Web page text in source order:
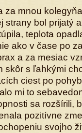
za mnou
strany bol prijatý
teplota
ako v čase po
a za mesiac
skôr s ľahkými
ciest po
mi to
sa rozšírili,
pozitívne
svojho